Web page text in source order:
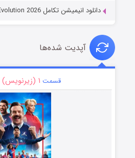
دانلود انیمیشن تکامل Evolution 2026
آپدیت شده‌ها
قسمت ۱ (زیرنویس)